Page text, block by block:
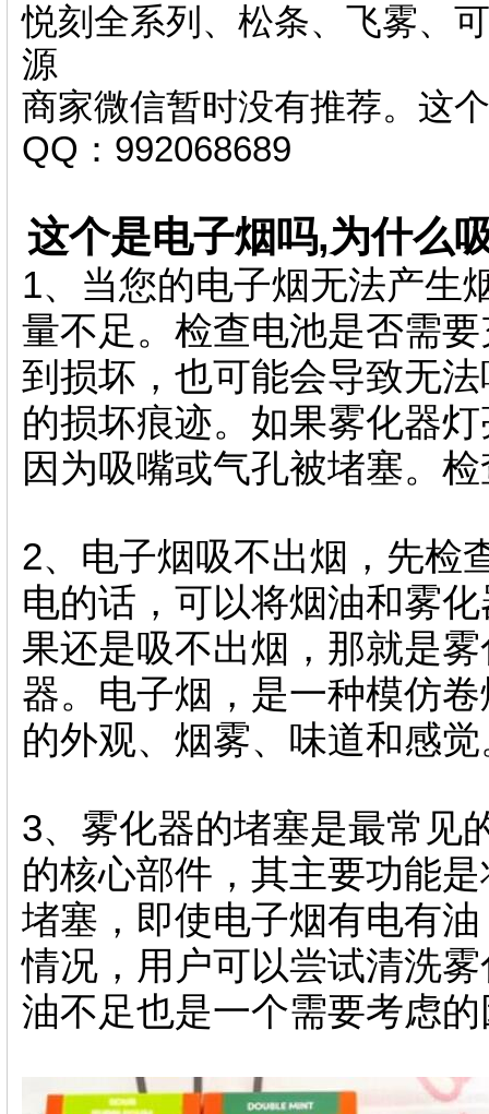
悦刻全系列、松条、飞雾、
源
商家微信暂时没有推荐。这
QQ：992068689
这个是电子烟吗,为什么
1、当您的电子烟无法产生
量不足。检查电池是否需
到损坏，也可能会导致无
的损坏痕迹。如果雾化器
因为吸嘴或气孔被堵塞。
2、电子烟吸不出烟，先检
电的话，可以将烟油和雾
果还是吸不出烟，那就是
器。电子烟，是一种模仿
的外观、烟雾、味道和感觉
3、雾化器的堵塞是最常见
的核心部件，其主要功能
堵塞，即使电子烟有电有
情况，用户可以尝试清洗
油不足也是一个需要考虑